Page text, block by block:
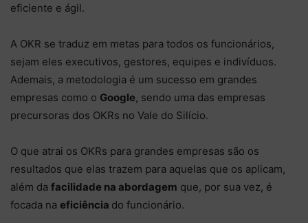
eficiente e ágil.
A OKR se traduz em metas para todos os funcionários,
sejam eles executivos, gestores, equipes e indivíduos.
Ademais, a metodologia é um sucesso em grandes
empresas como o Google, sendo uma das empresas
precursoras dos OKRs no Vale do Silício.
O que atrai os OKRs para grandes empresas são os
resultados que elas trazem para aquelas que os aplicam,
além da facilidade na abordagem que, por sua vez, é
focada na eficiência do funcionário.